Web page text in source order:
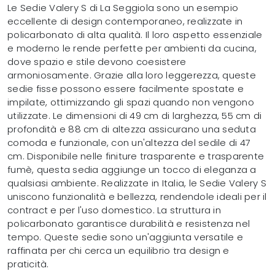
Le Sedie Valery S di La Seggiola sono un esempio
eccellente di design contemporaneo, realizzate in
policarbonato di alta qualità. Il loro aspetto essenziale
e moderno le rende perfette per ambienti da cucina,
dove spazio e stile devono coesistere
armoniosamente. Grazie alla loro leggerezza, queste
sedie fisse possono essere facilmente spostate e
impilate, ottimizzando gli spazi quando non vengono
utilizzate. Le dimensioni di 49 cm di larghezza, 55 cm di
profondità e 88 cm di altezza assicurano una seduta
comoda e funzionale, con un'altezza del sedile di 47
cm. Disponibile nelle finiture trasparente e trasparente
fumè, questa sedia aggiunge un tocco di eleganza a
qualsiasi ambiente. Realizzate in Italia, le Sedie Valery S
uniscono funzionalità e bellezza, rendendole ideali per il
contract e per l'uso domestico. La struttura in
policarbonato garantisce durabilità e resistenza nel
tempo. Queste sedie sono un'aggiunta versatile e
raffinata per chi cerca un equilibrio tra design e
praticità.